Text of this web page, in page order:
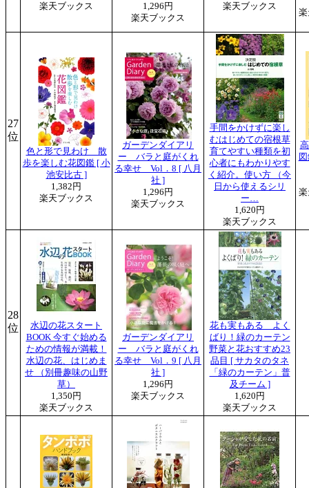
楽天ブックス
1,296円
楽天ブックス
楽天ブックス
27
位
色と形で見わけ 散
歩を楽しむ花図鑑 [ 小
池安比古 ]
1,382円
楽天ブックス
ガーデンダイアリ
ー バラと庭がくれ
る幸せ Vol．8 [ 八月
社 ]
1,296円
楽天ブックス
手間をかけずに楽し
むはじめての宿根草
育てやすい種類を初
心者にもわかりやす
く紹介。使い方 （今
日から使えるシリ
ー…
1,620円
楽天ブックス
28
位
水辺の花スタート
BOOK 今すぐ始める
ための情報が満載！
水辺の花、はじめま
せ （別冊趣味の山野
草）
1,350円
楽天ブックス
ガーデンダイアリ
ー バラと庭がくれ
る幸せ Vol．9 [ 八月
社 ]
1,296円
楽天ブックス
花も実もある よく
ばり！緑のカーテン
野菜と花おすすめ23
品目 [ サカタのタネ
「緑のカーテン」普
及チーム ]
1,620円
楽天ブックス